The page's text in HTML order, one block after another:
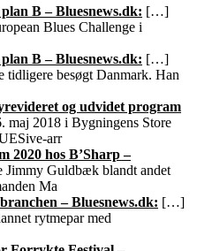
B – Bluesnews.dk: […]
Blues Challenge i
B – Bluesnews.dk: […]
tidligere besøgt Danmark. Han
og udvidet program
maj 2018 i Bygningens Store
arr
2020 hos B’Sharp –
Guldbæk blandt andet
Ma
– Bluesnews.dk: […]
rytmepar med